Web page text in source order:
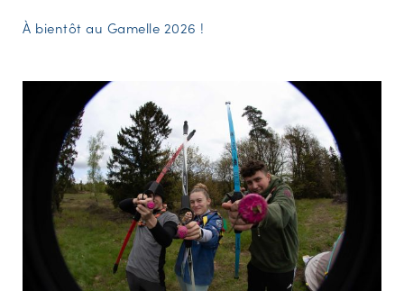
À bientôt au Gamelle 2026 !